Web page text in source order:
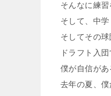
そんなに練
そして、中
そしてその
ドラフト入
僕が自信があ
去年の夏、